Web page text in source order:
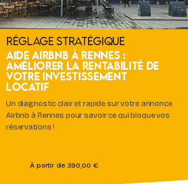
Réglage Stratégique
Aide Airbnb à Rennes :
Améliorer la rentabilité de
votre investissement
locatif
Un diagnostic clair et rapide sur votre annonce
Airbnb à Rennes pour savoir ce qui bloque vos
réservations !
À partir de 390,00 €